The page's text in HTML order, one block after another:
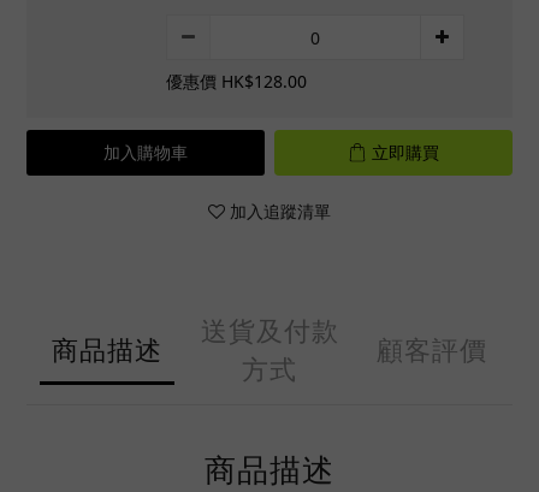
優惠價 HK$128.00
加入購物車 立即購買
加入追蹤清單
商品描述
送貨及付款
方式
顧客評價
商品描述